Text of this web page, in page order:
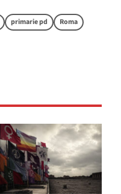
primarie pd Roma